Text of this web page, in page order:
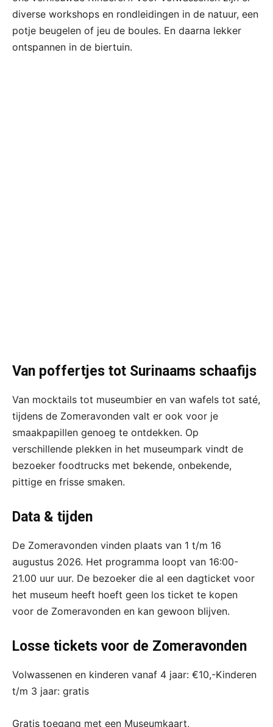
diverse workshops en rondleidingen in de natuur, een
potje beugelen of jeu de boules. En daarna lekker
ontspannen in de biertuin.
Van poffertjes tot Surinaams schaafijs
Van mocktails tot museumbier en van wafels tot saté,
tijdens de Zomeravonden valt er ook voor je
smaakpapillen genoeg te ontdekken. Op
verschillende plekken in het museumpark vindt de
bezoeker foodtrucks met bekende, onbekende,
pittige en frisse smaken.
Data & tijden
De Zomeravonden vinden plaats van 1 t/m 16
augustus 2026. Het programma loopt van 16:00-
21.00 uur uur. De bezoeker die al een dagticket voor
het museum heeft hoeft geen los ticket te kopen
voor de Zomeravonden en kan gewoon blijven.
Losse tickets voor de Zomeravonden
Volwassenen en kinderen vanaf 4 jaar: €10,-Kinderen
t/m 3 jaar: gratis
Gratis toegang met een Museumkaart,